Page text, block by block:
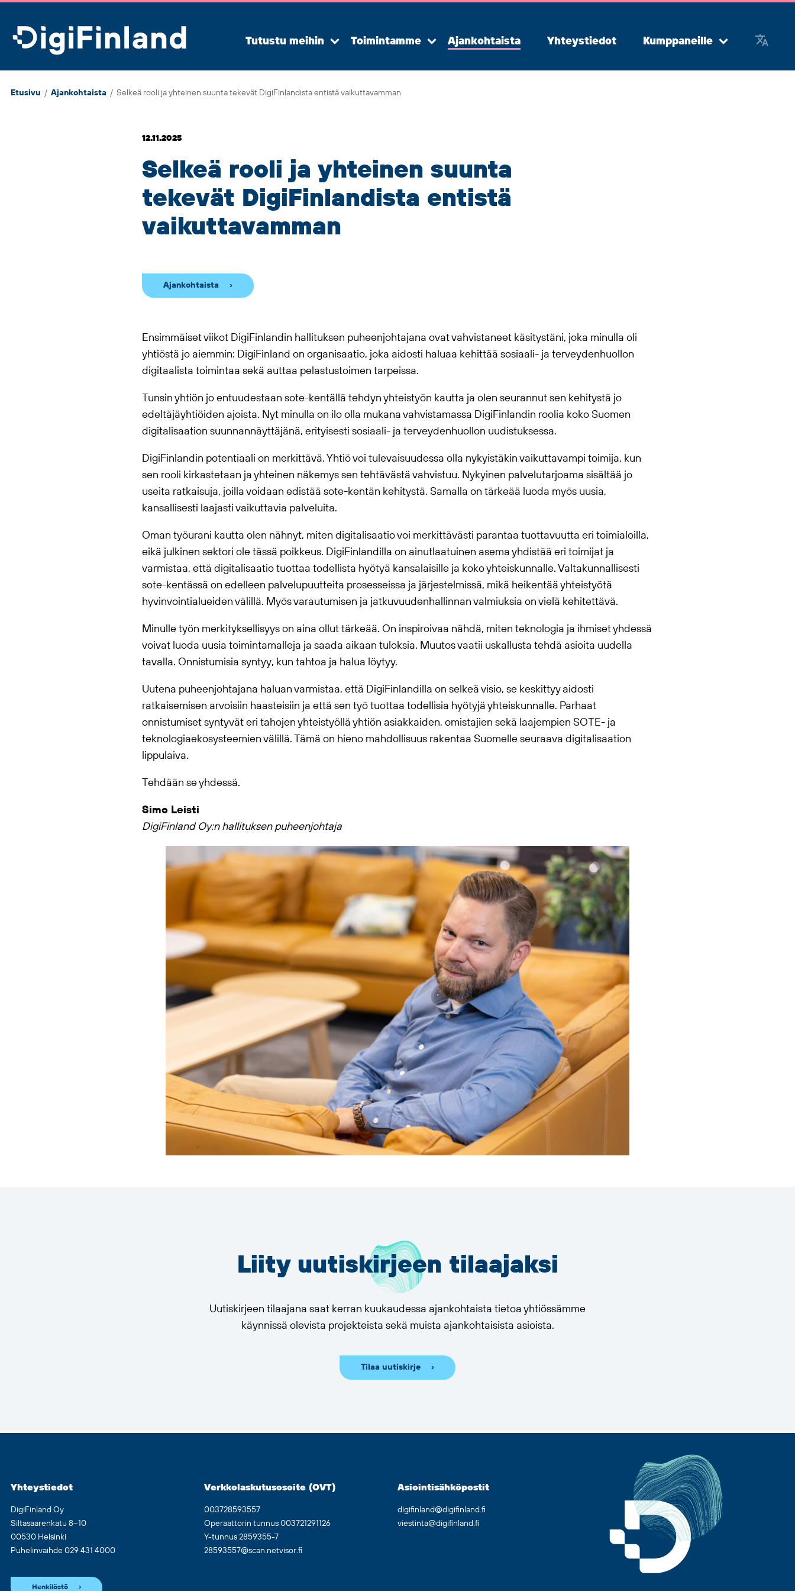
DigiFinland
Tutustu meihin
AvaaToimintamme
AvaaAjankohtaista Yhteystiedot Kumppaneille
Avaa
Etusivu / Ajankohtaista / Selkeä rooli ja yhteinen suunta tekevät DigiFinlandista entistä vaikuttavamman
12.11.2025
Selkeä rooli ja yhteinen suunta
tekevät DigiFinlandista entistä
vaikuttavamman
Ajankohtaista
Ensimmäiset viikot DigiFinlandin hallituksen puheenjohtajana ovat vahvistaneet käsitystäni, joka minulla oli
yhtiöstä jo aiemmin: DigiFinland on organisaatio, joka aidosti haluaa kehittää sosiaali- ja terveydenhuollon
digitaalista toimintaa sekä auttaa pelastustoimen tarpeissa.
Tunsin yhtiön jo entuudestaan sote-kentällä tehdyn yhteistyön kautta ja olen seurannut sen kehitystä jo
edeltäjäyhtiöiden ajoista. Nyt minulla on ilo olla mukana vahvistamassa DigiFinlandin roolia koko Suomen
digitalisaation suunnannäyttäjänä, erityisesti sosiaali- ja terveydenhuollon uudistuksessa.
DigiFinlandin potentiaali on merkittävä. Yhtiö voi tulevaisuudessa olla nykyistäkin vaikuttavampi toimija, kun
sen rooli kirkastetaan ja yhteinen näkemys sen tehtävästä vahvistuu. Nykyinen palvelutarjoama sisältää jo
useita ratkaisuja, joilla voidaan edistää sote-kentän kehitystä. Samalla on tärkeää luoda myös uusia,
kansallisesti laajasti vaikuttavia palveluita.
Oman työurani kautta olen nähnyt, miten digitalisaatio voi merkittävästi parantaa tuottavuutta eri toimialoilla,
eikä julkinen sektori ole tässä poikkeus. DigiFinlandilla on ainutlaatuinen asema yhdistää eri toimijat ja
varmistaa, että digitalisaatio tuottaa todellista hyötyä kansalaisille ja koko yhteiskunnalle. Valtakunnallisesti
sote-kentässä on edelleen palvelupuutteita prosesseissa ja järjestelmissä, mikä heikentää yhteistyötä
hyvinvointialueiden välillä. Myös varautumisen ja jatkuvuudenhallinnan valmiuksia on vielä kehitettävä.
Minulle työn merkityksellisyys on aina ollut tärkeää. On inspiroivaa nähdä, miten teknologia ja ihmiset yhdessä
voivat luoda uusia toimintamalleja ja saada aikaan tuloksia. Muutos vaatii uskallusta tehdä asioita uudella
tavalla. Onnistumisia syntyy, kun tahtoa ja halua löytyy.
Uutena puheenjohtajana haluan varmistaa, että DigiFinlandilla on selkeä visio, se keskittyy aidosti
ratkaisemisen arvoisiin haasteisiin ja että sen työ tuottaa todellisia hyötyjä yhteiskunnalle. Parhaat
onnistumiset syntyvät eri tahojen yhteistyöllä yhtiön asiakkaiden, omistajien sekä laajempien SOTE- ja
teknologiaekosysteemien välillä. Tämä on hieno mahdollisuus rakentaa Suomelle seuraava digitalisaation
lippulaiva.
Tehdään se yhdessä.
Simo Leisti
DigiFinland Oy:n hallituksen puheenjohtaja
Liity uutiskirjeen tilaajaksi
Uutiskirjeen tilaajana saat kerran kuukaudessa ajankohtaista tietoa yhtiössämme
käynnissä olevista projekteista sekä muista ajankohtaisista asioista.
Tilaa uutiskirje
Yhteystiedot
DigiFinland Oy
Siltasaarenkatu 8–10
00530 Helsinki
Puhelinvaihde 029 431 4000
Henkilöstö
Verkkolaskutusosoite (OVT)
003728593557
Operaattorin tunnus 003721291126
Y-tunnus 2859355-7
28593557@scan.netvisor.fi
Asiointisähköpostit
digifinland@digifinland.fi
viestinta@digifinland.fi